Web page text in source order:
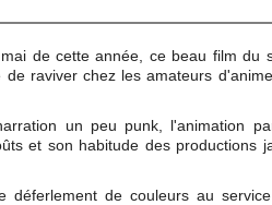
de cette année, ce beau film du
de raviver chez les amateurs
un peu punk, l'animation
et son habitude des productions
déferlement de couleurs au